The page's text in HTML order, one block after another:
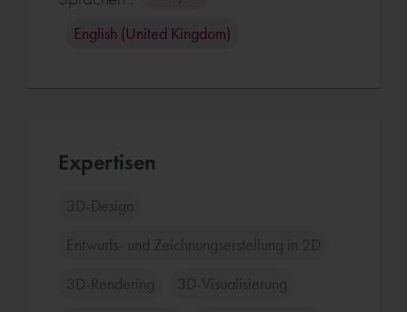
English (United Kingdom)
Expertisen
3D-Design
Entwurfs- und Zeichnungserstellung in 2D
3D-Rendering 3D-Visualisierung